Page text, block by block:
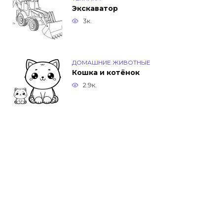
Экскаватор
3к.
ДОМАШНИЕ ЖИВОТНЫЕ
Кошка и котёнок
2.9к.